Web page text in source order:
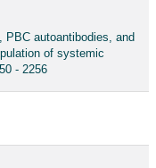
autoantibodies, and
of systemic
- 2256